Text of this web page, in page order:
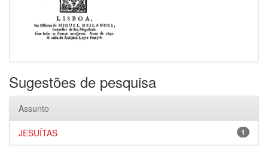
Sugestões de pesquisa
Assunto
1
JESUÍTAS